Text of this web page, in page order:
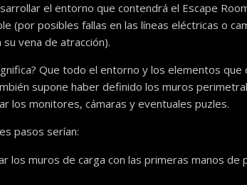
el entorno que contendrá el Escape
(por posibles fallas en las líneas eléctricas o
vena de atracción).
Que todo el entorno y los elementos
supone haber definido los muros
los monitores, cámaras y eventuales puzles.
pasos serían:
los muros de carga con las primeras manos de